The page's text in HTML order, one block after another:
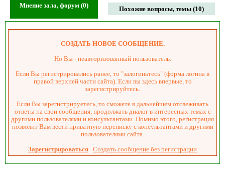
Мнение зала, форум (0) Похожие вопросы, темы (10)
СОЗДАТЬ НОВОЕ СООБЩЕНИЕ.
Но Вы - неавторизованный пользователь.
Если Вы регистрировались ранее, то "залогиньтесь" (форма логина в
правой верхней части сайта). Если вы здесь впервые, то
зарегистрируйтесь.
Если Вы зарегистрируетесь, то сможете в дальнейшем отслеживать
ответы на свои сообщения, продолжать диалог в интересных темах с
другими пользователями и консультантами. Помимо этого, регистрация
позволит Вам вести приватную переписку с консультантами и другими
пользователями сайта.
Зарегистрироваться Создать сообщение без регистрации